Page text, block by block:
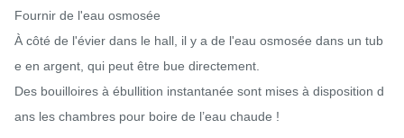
Fournir de l'eau osmosée
À côté de l'évier dans le hall, il y a de l'eau osmosée dans un tub
e en argent, qui peut être bue directement.
Des bouilloires à ébullition instantanée sont mises à disposition d
ans les chambres pour boire de l’eau chaude !